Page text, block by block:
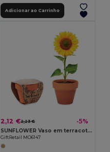
Adicionar ao Carrinho
2,12 €2,23 € -5%
SUNFLOWER Vaso em terracota 'girassol'
GiftRetail MO6147